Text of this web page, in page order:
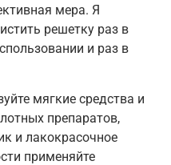
мера. Я
решетку раз в
и раз в
мягкие средства и
препаратов,
и лакокрасочное
применяйте